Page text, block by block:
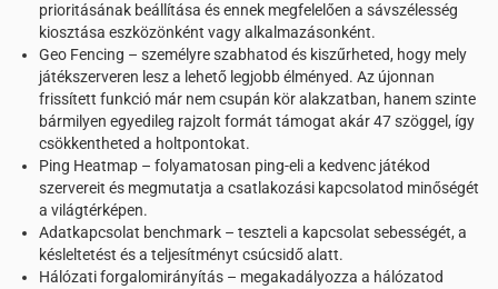
prioritásának beállítása és ennek megfelelően a sávszélesség
kiosztása eszközönként vagy alkalmazásonként.
Geo Fencing – személyre szabhatod és kiszűrheted, hogy mely
játékszerveren lesz a lehető legjobb élményed. Az újonnan
frissített funkció már nem csupán kör alakzatban, hanem szinte
bármilyen egyedileg rajzolt formát támogat akár 47 szöggel, így
csökkentheted a holtpontokat.
Ping Heatmap – folyamatosan ping-eli a kedvenc játékod
szervereit és megmutatja a csatlakozási kapcsolatod minőségét
a világtérképen.
Adatkapcsolat benchmark – teszteli a kapcsolat sebességét, a
késleltetést és a teljesítményt csúcsidő alatt.
Hálózati forgalomirányítás – megakadályozza a hálózatod